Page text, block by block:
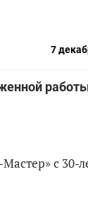
7
с 30-